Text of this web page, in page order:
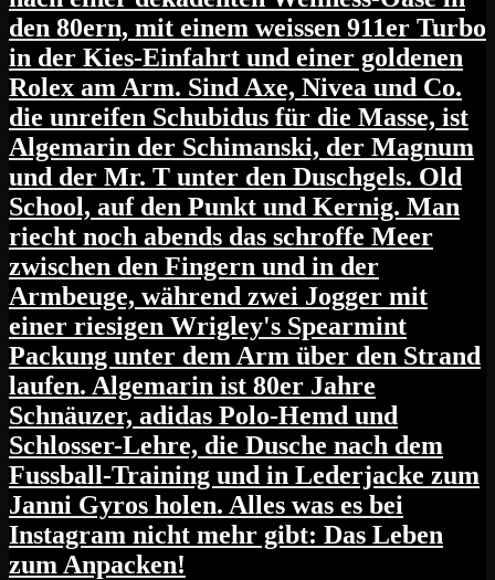
den 80ern, mit einem weissen 911er Turbo
in der Kies-Einfahrt und einer goldenen
Rolex am Arm. Sind Axe, Nivea und Co.
die unreifen Schubidus für die Masse, ist
Algemarin der Schimanski, der Magnum
und der Mr. T unter den Duschgels. Old
School, auf den Punkt und Kernig. Man
riecht noch abends das schroffe Meer
zwischen den Fingern und in der
Armbeuge, während zwei Jogger mit
einer riesigen Wrigley's Spearmint
Packung unter dem Arm über den Strand
laufen. Algemarin ist 80er Jahre
Schnäuzer, adidas Polo-Hemd und
Schlosser-Lehre, die Dusche nach dem
Fussball-Training und in Lederjacke zum
Janni Gyros holen. Alles was es bei
Instagram nicht mehr gibt: Das Leben
zum Anpacken!